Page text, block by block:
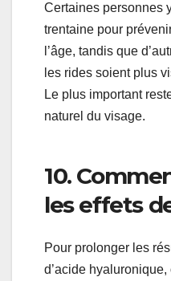
Certaines personnes
trentaine pour
l’âge, tandis que
les rides soient plus
Le plus important
naturel du visage.
10.
les effets
Pour prolonger les
d’acide